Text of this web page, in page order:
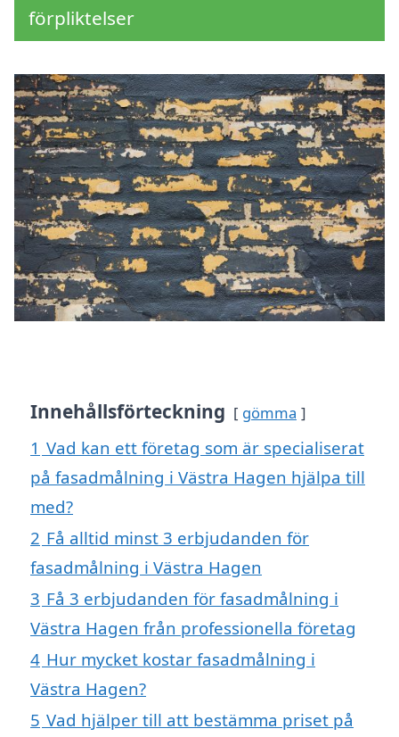
förpliktelser
Innehållsförteckning gömma
1 Vad kan ett företag som är specialiserat
på fasadmålning i Västra Hagen hjälpa till
med?
2 Få alltid minst 3 erbjudanden för
fasadmålning i Västra Hagen
3 Få 3 erbjudanden för fasadmålning i
Västra Hagen från professionella företag
4 Hur mycket kostar fasadmålning i
Västra Hagen?
5 Vad hjälper till att bestämma priset på